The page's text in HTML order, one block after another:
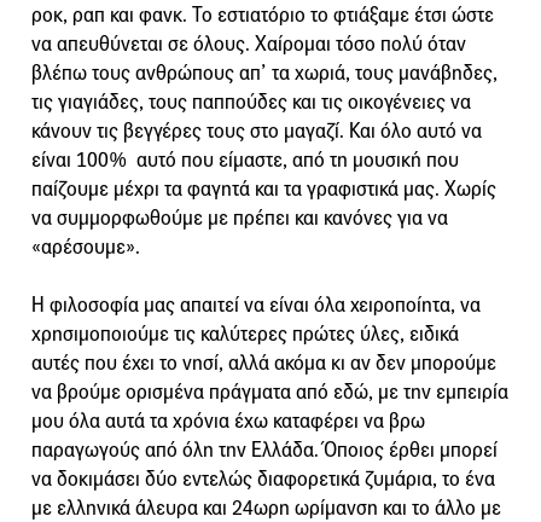
ροκ, ραπ και φανκ. Το εστιατόριο το φτιάξαμε έτσι ώστε
να απευθύνεται σε όλους. Χαίρομαι τόσο πολύ όταν
βλέπω τους ανθρώπους απ’ τα χωριά, τους μανάβηδες,
τις γιαγιάδες, τους παππούδες και τις οικογένειες να
κάνουν τις βεγγέρες τους στο μαγαζί. Και όλο αυτό να
είναι 100% αυτό που είμαστε, από τη μουσική που
παίζουμε μέχρι τα φαγητά και τα γραφιστικά μας. Χωρίς
να συμμορφωθούμε με πρέπει και κανόνες για να
«αρέσουμε».
Η φιλοσοφία μας απαιτεί να είναι όλα χειροποίητα, να
χρησιμοποιούμε τις καλύτερες πρώτες ύλες, ειδικά
αυτές που έχει το νησί, αλλά ακόμα κι αν δεν μπορούμε
να βρούμε ορισμένα πράγματα από εδώ, με την εμπειρία
μου όλα αυτά τα χρόνια έχω καταφέρει να βρω
παραγωγούς από όλη την Ελλάδα. Όποιος έρθει μπορεί
να δοκιμάσει δύο εντελώς διαφορετικά ζυμάρια, το ένα
με ελληνικά άλευρα και 24ωρη ωρίμανση και το άλλο με